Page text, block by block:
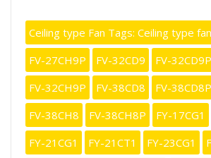
Ceiling type Fan Tags: Ceiling type fan
FV-27CH9P
FV-32CD9 FV-32CD9P
FV-32CH9P
FV-38CD8 FV-38CD8P
FV-38CH8
FV-38CH8P FY-17CG1
FY-21CG1
FY-21CT1 FY-23CG1